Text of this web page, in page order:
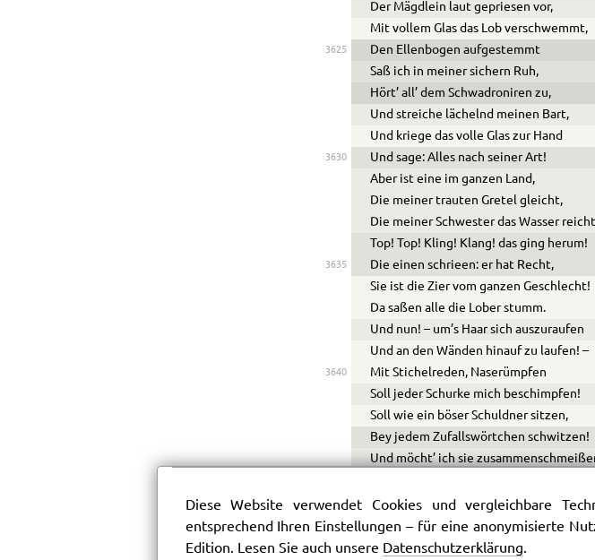
Der Mägdlein laut gepriesen vor,
Mit vollem Glas das Lob verschwemmt,
3625
Den Ellenbogen aufgestemmt
Saß ich in meiner sichern Ruh,
Hört’ all’ dem Schwadroniren zu,
Und streiche lächelnd meinen Bart,
Und kriege das volle Glas zur Hand
3630
Und sage: Alles nach seiner Art!
Aber ist eine im ganzen Land,
Die meiner trauten Gretel gleicht,
Die meiner Schwester das Wasser
Top! Top! Kling! Klang! das ging herum!
3635
Die einen schrieen: er hat Recht,
Sie ist die Zier vom ganzen Geschlecht!
Da saßen alle die Lober stumm.
Und nun! – um’s Haar sich auszuraufen
Und an den Wänden hinauf zu laufen! –
3640
Mit Stichelreden, Naserümpfen
Soll jeder Schurke mich beschimpfen!
Soll wie ein böser Schuldner sitzen,
Bey jedem Zufallswörtchen schwitzen!
Und möcht’ ich sie
Was kommt heran? Was schleicht
Irr’ ich nicht, es sind ihrer zwey.
Diese Website verwendet Cookies und vergleichbare
entsprechend Ihren Einstellungen – für eine anonymisierte
Edition. Lesen Sie auch unsere Datenschutzerklärung.